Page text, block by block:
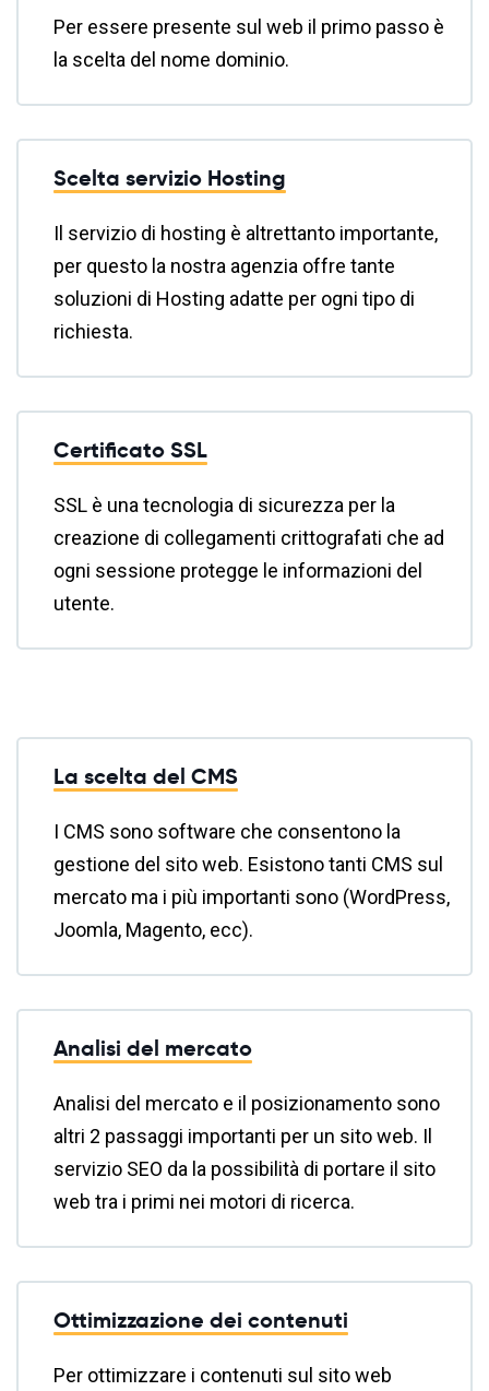
Per essere presente sul web il primo passo è
la scelta del nome dominio.
Scelta servizio Hosting
Il servizio di hosting è altrettanto importante,
per questo la nostra agenzia offre tante
soluzioni di Hosting adatte per ogni tipo di
richiesta.
Certificato SSL
SSL è una tecnologia di sicurezza per la
creazione di collegamenti crittografati che ad
ogni sessione protegge le informazioni del
utente.
La scelta del CMS
I CMS sono software che consentono la
gestione del sito web. Esistono tanti CMS sul
mercato ma i più importanti sono (WordPress,
Joomla, Magento, ecc).
Analisi del mercato
Analisi del mercato e il posizionamento sono
altri 2 passaggi importanti per un sito web. Il
servizio SEO da la possibilità di portare il sito
web tra i primi nei motori di ricerca.
Ottimizzazione dei contenuti
Per ottimizzare i contenuti sul sito web